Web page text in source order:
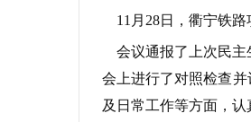
11月28日，衢宁铁路
会议通报了上次民主
会上进行了对照检查
及日常工作等方面，